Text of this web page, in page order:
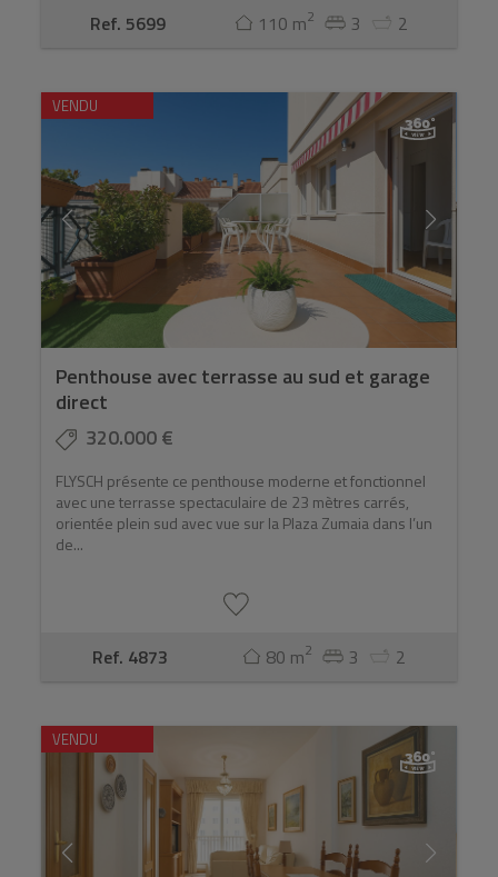
Ref. 5699 110 m2 3 2
VENDU
Penthouse avec terrasse au sud et garage
direct
320.000 €
FLYSCH présente ce penthouse moderne et fonctionnel
avec une terrasse spectaculaire de 23 mètres carrés,
orientée plein sud avec vue sur la Plaza Zumaia dans l’un
de...
Ref. 4873 80 m2 3 2
VENDU